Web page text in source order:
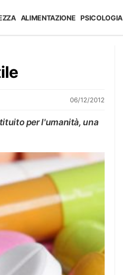
ALIMENTAZIONE PSICOLOGIA
06/12/2012
per l'umanità, una